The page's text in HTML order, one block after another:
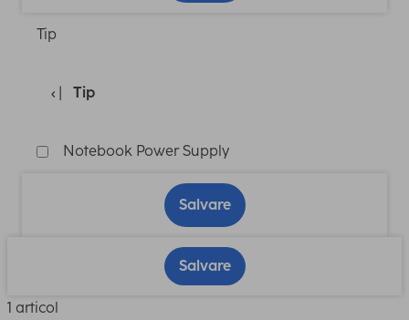
Tip
Tip
Notebook Power Supply
Salvare
Salvare
1 articol